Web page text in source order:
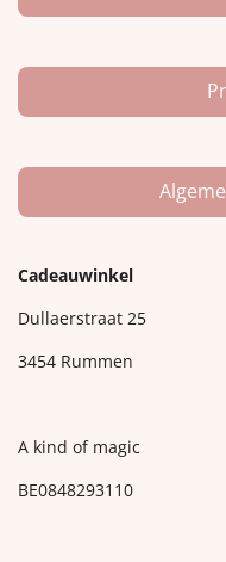
Cadeauwinkel
Dullaerstraat 25
3454 Rummen
A kind of magic
BE0848293110